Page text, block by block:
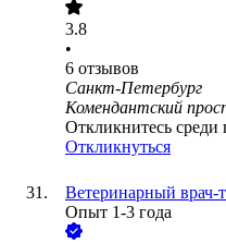
3.8
•
6 отзывов
Санкт-Петербург
Комендантский
Откликнитесь среди
Откликнуться
Ветеринарный врач-
Опыт 1-3 года